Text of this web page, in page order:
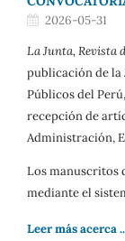
2026-05-31
La Junta, Revista
publicación de la
Públicos del
recepción de
Administración,
Los manuscritos
mediante el
Leer más acerca